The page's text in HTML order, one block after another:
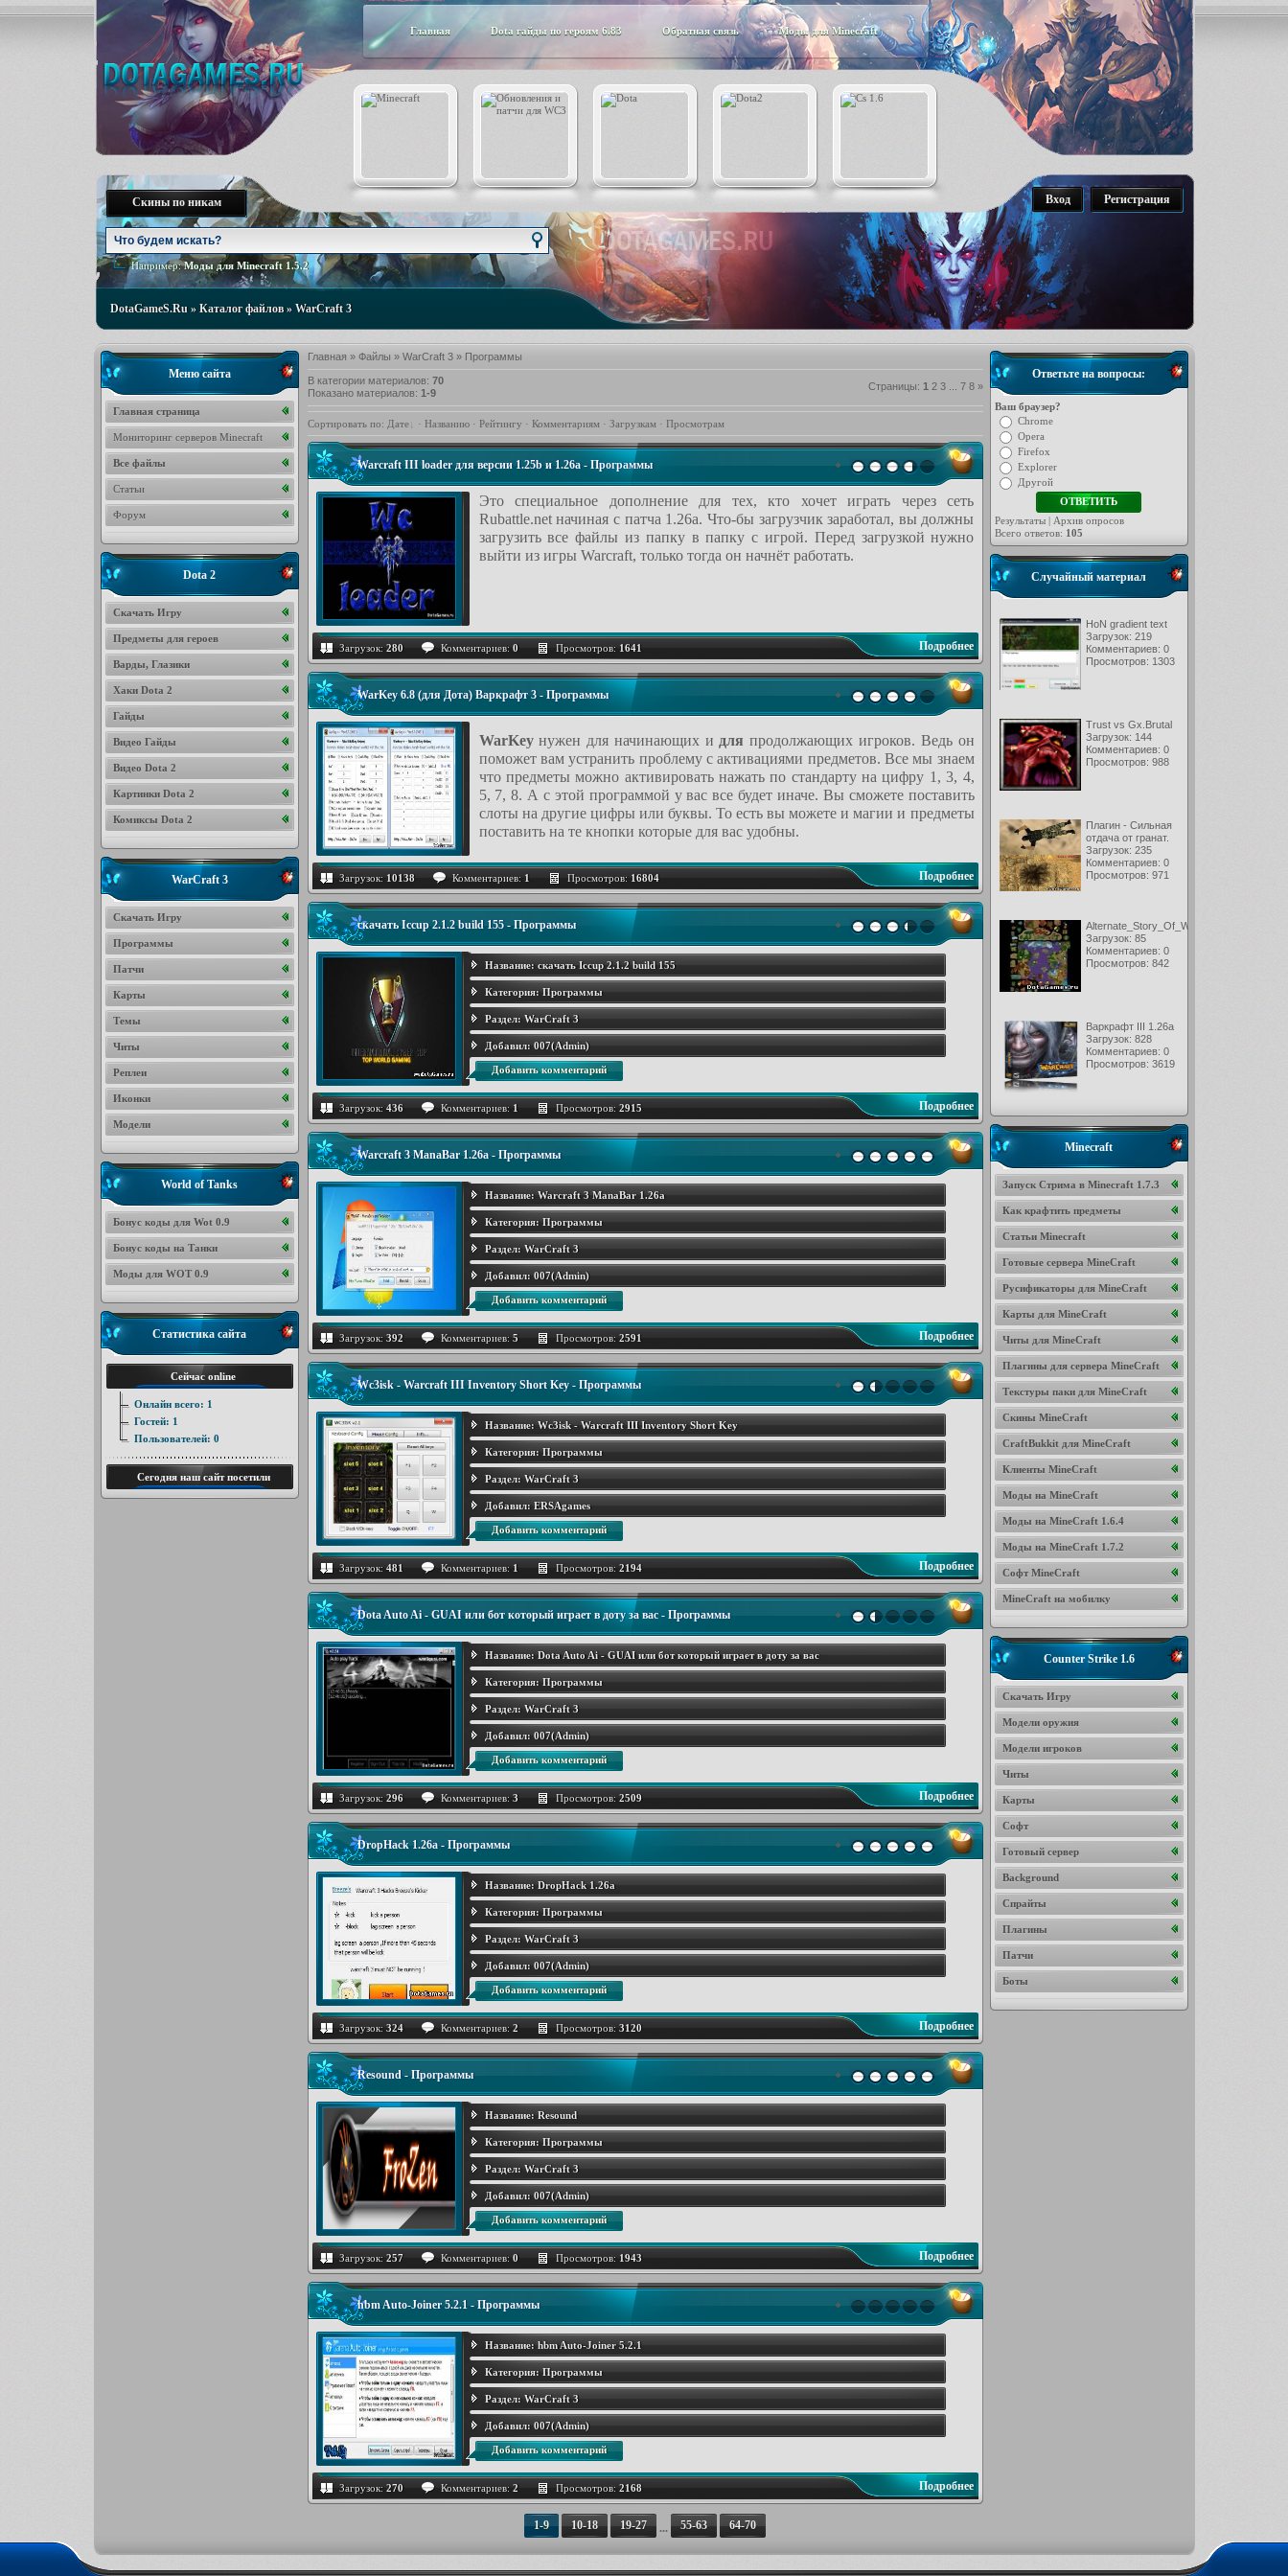
Главная Dota гайды по героям 6.83 Обратная связь Моды для Minecraft
Регистрация
Вход
Скины по никам
Например:Моды для Minecraft 1.5.2
DotaGameS.Ru» Каталог файлов» WarCraft 3
Главная» Файлы » WarCraft 3» Программы
В категории материалов: 70
Показано материалов: 1-9
Страницы: 1 2 3 7 8 »
Сортировать по: Дате · Названию· Рейтингу · Комментариям· Загрузкам· Просмотрам
Warcraft III loader для версии 1.25b и 1.26a - Программы
Это специальное дополнение для тех, кто хочет играть через сеть
Rubattle.net начиная с патча 1.26а. Что-бы загрузчик заработал, вы должны
загрузить все файлы из папку в папку с игрой. Перед загрузкой нужно
выйти из игры Warcraft, только тогда он начнёт работать.
Загрузок: 280 Комментариев: 0 Просмотров: 1641 Подробнее
WarKey 6.8 (для Дота) Варкрафт 3 - Программы
WarKeyнужен для начинающих и для продолжающих игроков. Ведь он
поможет вам устранить проблему с активациями предметов. Все мы знаем
что предметы можно активировать нажать по стандарту на цифру 1, 3, 4,
5, 7, 8. А с этой программой у вас все будет иначе. Вы сможете поставить
слоты на другие цифры или буквы. То есть вы можете и магии и предметы
поставить на те кнопки которые для вас удобны.
Загрузок: 10138 Комментариев: 1 Просмотров: 16804 Подробнее
скачать Iccup 2.1.2 build 155 - Программы
Название: скачать Iccup 2.1.2 build 155
Категория: Программы
Раздел: WarCraft 3
Добавил: 007(Admin)
Добавить комментарий
Загрузок: 436 Комментариев: 1 Просмотров: 2915 Подробнее
Warcraft 3 ManaBar 1.26a - Программы
Название: Warcraft 3 ManaBar 1.26a
Категория: Программы
Раздел: WarCraft 3
Добавил: 007(Admin)
Добавить комментарий
Загрузок: 392 Комментариев: 5 Просмотров: 2591 Подробнее
Wc3isk - Warcraft III Inventory Short Key - Программы
Название: Wc3isk - Warcraft III Inventory Short Key
Категория: Программы
Раздел: WarCraft 3
Добавил: ERSAgames
Добавить комментарий
Загрузок: 481 Комментариев: 1 Просмотров: 2194 Подробнее
Dota Auto Ai - GUAI или бот который играет в доту за вас - Программы
Название: Dota Auto Ai - GUAI или бот который играет в доту за вас
Категория: Программы
Раздел: WarCraft 3
Добавил: 007(Admin)
Добавить комментарий
Загрузок: 296 Комментариев: 3 Просмотров: 2509 Подробнее
DropHack 1.26а - Программы
Название: DropHack 1.26а
Категория: Программы
Раздел: WarCraft 3
Добавил: 007(Admin)
Добавить комментарий
Загрузок: 324 Комментариев: 2 Просмотров: 3120 Подробнее
Resound - Программы
Название: Resound
Категория: Программы
Раздел: WarCraft 3
Добавил: 007(Admin)
Добавить комментарий
Загрузок: 257 Комментариев: 0 Просмотров: 1943 Подробнее
hbm Auto-Joiner 5.2.1 - Программы
Название: hbm Auto-Joiner 5.2.1
Категория: Программы
Раздел: WarCraft 3
Добавил: 007(Admin)
Добавить комментарий
Загрузок: 270 Комментариев: 2 Просмотров: 2168 Подробнее
1-9 10-18 19-27 ... 55-63 64-70
Ответьте на вопросы:
Ваш браузер?
Chrome
Opera
Firefox
Explorer
Другой
Результаты| Архив опросов
Всего ответов: 105
Случайный материал
HoN gradient text
Загрузок: 219
Комментариев: 0
Просмотров: 1303
Trust vs Gx.Brutal
Загрузок: 144
Комментариев: 0
Просмотров: 988
Плагин - Сильная
отдача от гранат.
Загрузок: 235
Комментариев: 0
Просмотров: 971
Alternate_Story_Of_War3_2.5
Загрузок: 85
Комментариев: 0
Просмотров: 842
Варкрафт III 1.26a
Загрузок: 828
Комментариев: 0
Просмотров: 3619
Minecraft
Запуск Стрима в Minecraft 1.7.3
Как крафтить предметы
Статьи Minecraft
Готовые сервера MineCraft
Русификаторы для MineCraft
Карты для MineCraft
Читы для MineCraft
Плагины для сервера MineCraft
Текстуры паки для MineCraft
Скины MineCraft
CraftBukkit для MineCraft
Клиенты MineCraft
Моды на MineCraft
Моды на MineCraft 1.6.4
Моды на MineCraft 1.7.2
Софт MineCraft
MineCraft на мобилку
Counter Strike 1.6
Скачать Игру
Модели оружия
Модели игроков
Читы
Карты
Софт
Готовый сервер
Background
Спрайты
Плагины
Патчи
Боты
Меню сайта
Главная страница
Мониторинг серверов Minecraft
Все файлы
Статьи
Форум
Dota 2
Скачать Игру
Предметы для героев
Варды, Глазики
Хаки Dota 2
Гайды
Видео Гайды
Видео Dota 2
Картинки Dota 2
Комиксы Dota 2
WarCraft 3
Скачать Игру
Программы
Патчи
Карты
Темы
Читы
Реплеи
Иконки
Модели
World of Tanks
Бонус коды для Wot 0.9
Бонус коды на Танки
Моды для WOT 0.9
Статистика сайта
Сейчас online
Онлайн всего: 1
Гостей: 1
Пользователей: 0
Сегодня наш сайт посетили